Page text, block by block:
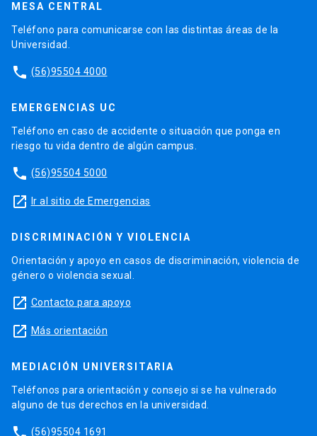
MESA CENTRAL
Teléfono para comunicarse con las distintas áreas de la
Universidad.
phone (56)95504 4000
EMERGENCIAS UC
Teléfono en caso de accidente o situación que ponga en
riesgo tu vida dentro de algún campus.
phone (56)95504 5000
launch Ir al sitio de Emergencias
DISCRIMINACIÓN Y VIOLENCIA
Orientación y apoyo en casos de discriminación, violencia de
género o violencia sexual.
launch Contacto para apoyo
launch Más orientación
MEDIACIÓN UNIVERSITARIA
Teléfonos para orientación y consejo si se ha vulnerado
alguno de tus derechos en la universidad.
(56)95504 1691